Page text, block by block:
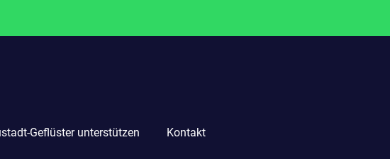
Geflüster unterstützen Kontakt